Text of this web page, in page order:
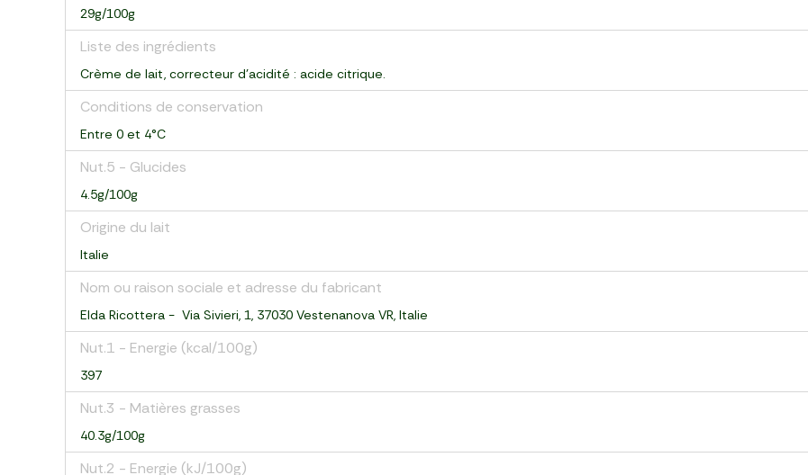
29g/100g
Liste des ingrédients
Crème de lait, correcteur d’acidité : acide citrique.
Conditions de conservation
Entre 0 et 4°C
Nut.5 - Glucides
4.5g/100g
Origine du lait
Italie
Nom ou raison sociale et adresse du fabricant
Elda Ricottera - Via Sivieri, 1, 37030 Vestenanova VR, Italie
Nut.1 - Energie (kcal/100g)
397
Nut.3 - Matières grasses
40.3g/100g
Nut.2 - Energie (kJ/100g)